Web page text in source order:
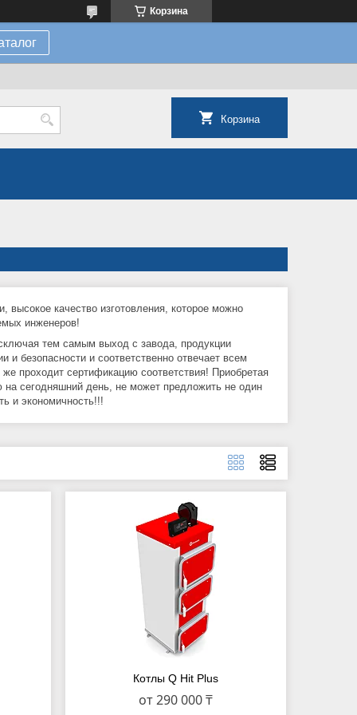
Корзина
Корзина
высокое качество изготовления, которое можно
инженеров!
тем самым выход с завода, продукции
безопасности и соответственно отвечает всем
проходит сертификацию соответствия! Приобретая
на сегодняшний день, не может предложить не один
и экономичность!!!
Котлы Q Hit Plus
от 290 000 ₸